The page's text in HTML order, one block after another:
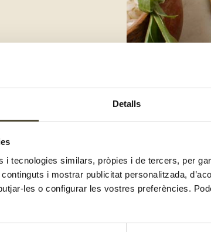
Detalls
i tecnologies similars, pròpies i de tercers, per
i mostrar publicitat personalitzada,
les o configurar les vostres preferències.
l’arròs. Un parell de
hi els pèsols.
dins d’un pot de vidre amb
a la nevera per altres
Uns segons abans de treure’l
sal i pebre.